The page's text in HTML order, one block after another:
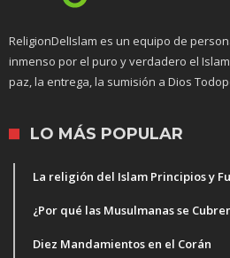
ReligionDelIslam es un equipo de
inmenso por el puro y verdadero el
paz, la entrega, la sumisión a Dios
LO MÁS POPULAR
La religión del Islam Principios y
¿Por qué las Musulmanas se
Diez Mandamientos en el Corán